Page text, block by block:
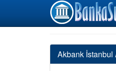
Akbank İstanbul